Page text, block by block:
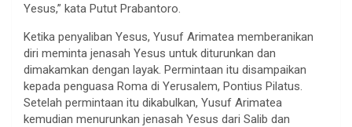
Yesus,” kata Putut Prabantoro.
Ketika penyaliban Yesus, Yusuf Arimatea memberanikan
diri meminta jenasah Yesus untuk diturunkan dan
dimakamkan dengan layak. Permintaan itu disampaikan
kepada penguasa Roma di Yerusalem, Pontius Pilatus.
Setelah permintaan itu dikabulkan, Yusuf Arimatea
kemudian menurunkan jenasah Yesus dari Salib dan